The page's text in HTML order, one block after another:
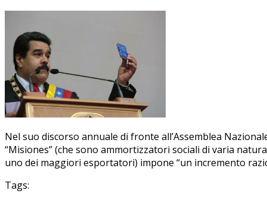
Nel suo discorso annuale di fronte all’Assemblea
“Misiones” (che sono ammortizzatori sociali di varia
uno dei maggiori esportatori) impone “un incremento
Tags: